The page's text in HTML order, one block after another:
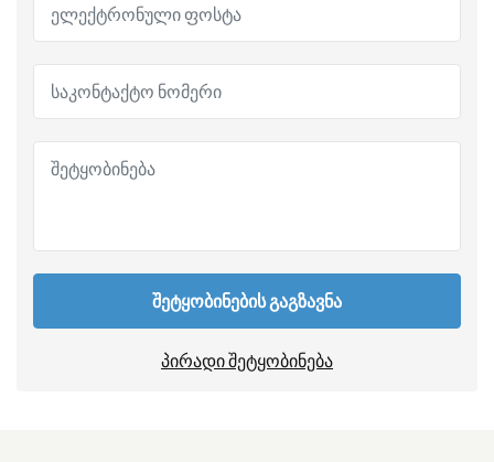
შეტყობინების გაგზავნა
პირადი შეტყობინება